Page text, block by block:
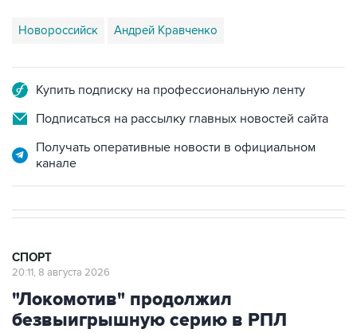
Новороссийск Андрей Кравченко
Купить подписку на профессиональную ленту
Подписаться на рассылку главных новостей сайта
Получать оперативные новости в официальном
канале
СПОРТ
20:11, 8 августа 2026
"Локомотив" продолжил
безвыигрышную серию в РПЛ